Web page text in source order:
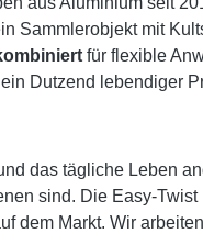
Sammlerobjekt mit
für flexible
Dutzend lebendiger
das tägliche Leben
sind. Die Easy-
dem Markt. Wir